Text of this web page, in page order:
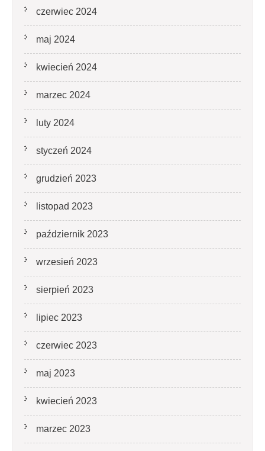
czerwiec 2024
maj 2024
kwiecień 2024
marzec 2024
luty 2024
styczeń 2024
grudzień 2023
listopad 2023
październik 2023
wrzesień 2023
sierpień 2023
lipiec 2023
czerwiec 2023
maj 2023
kwiecień 2023
marzec 2023